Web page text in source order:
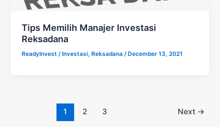
Tips Memilih Manajer Investasi
Reksadana
ReadyInvest/ Investasi, Reksadana / December 13, 2021
1 2 3 Next →